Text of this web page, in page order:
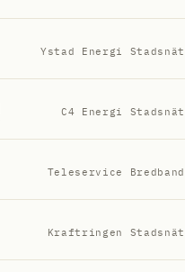
Ystad Energi Stadsnät
C4 Energi Stadsnät
Teleservice Bredband
Kraftringen Stadsnät